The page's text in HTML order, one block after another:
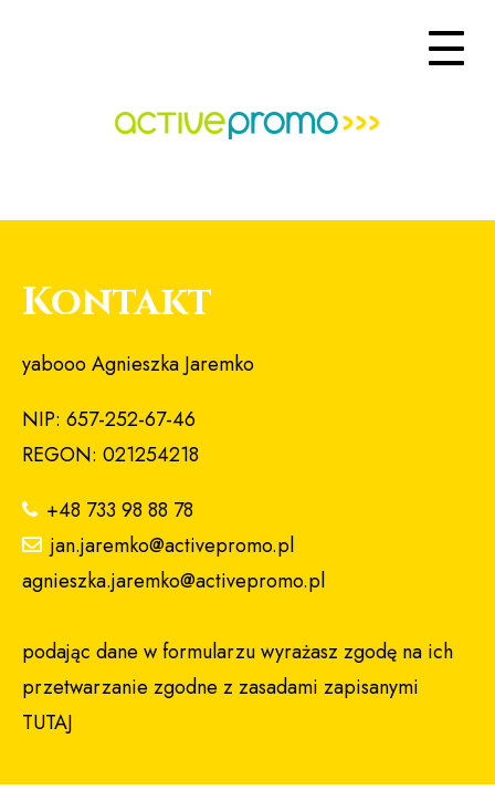
Kontakt
yabooo Agnieszka Jaremko
NIP: 657-252-67-46
REGON: 021254218
+48 733 98 88 78
jan.jaremko@activepromo.pl
agnieszka.jaremko@activepromo.pl
podając dane w formularzu wyrażasz zgodę na ich
przetwarzanie zgodne z zasadami zapisanymi
TUTAJ